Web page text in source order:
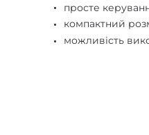
просте
компактний
можливість